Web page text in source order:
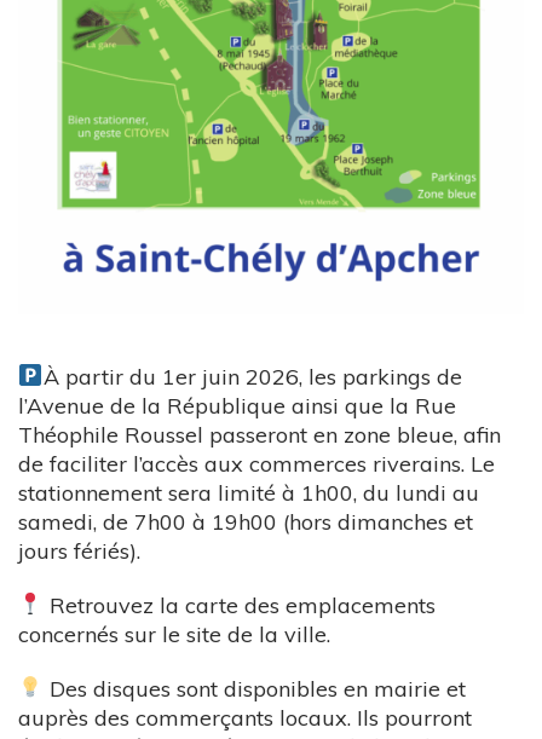
À partir du 1er juin 2026, les parkings de
l’Avenue de la République ainsi que la Rue
Théophile Roussel passeront en zone bleue, afin
de faciliter l’accès aux commerces riverains. Le
stationnement sera limité à 1h00, du lundi au
samedi, de 7h00 à 19h00 (hors dimanches et
jours fériés).
Retrouvez la carte des emplacements
concernés sur le site de la ville.
Des disques sont disponibles en mairie et
auprès des commerçants locaux. Ils pourront